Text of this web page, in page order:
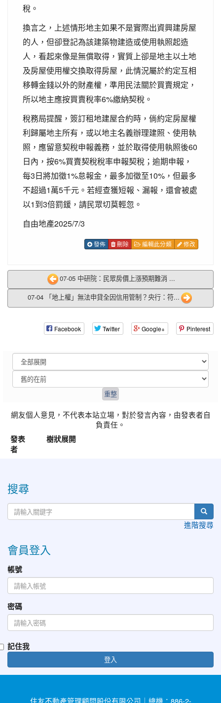
稅。
換言之，上述情形地主如果不是實際出資興建房屋
的人，但卻登記為該建築物建造或使用執照起造
人，看起來像是無償取得，實質上卻是地主以土地
及房屋使用權交換取得房屋，此情況屬於約定互相
移轉金錢以外的財產權，準用民法關於買賣規定，
所以地主應按買賣稅率6%繳納契稅。
稅務局提醒，簽訂租地建屋合約時，倘約定房屋權
利歸屬地主所有，或以地主名義辦理建照、使用執
照，應留意契稅申報義務，並於取得使用執照後60
日內，按6%買賣契稅稅率申報契稅；逾期申報，
每3日將加徵1%怠報金，最多加徵至10%，但最多
不超過1萬5千元。若經查獲短報、漏報，還會被處
以1到3倍罰鍰，請民眾切莫輕忽。
自由地產2025/7/3
發佈 刪除 編輯此分類 修改
07-05 中研院：民眾房價上漲預期難消 ...
07-04 「地上權」無法申貸全因信用管制？央行：符...
Facebook Twitter Google+ Pinterest
網友個人意見，不代表本站立場，對於發言內容，由發表者自
負責任。
發表
者
樹狀展開
搜尋
進階搜尋
會員登入
帳號
密碼
記住我
登入
住友不動產管理顧問股份有限公司｜總機：886-2-